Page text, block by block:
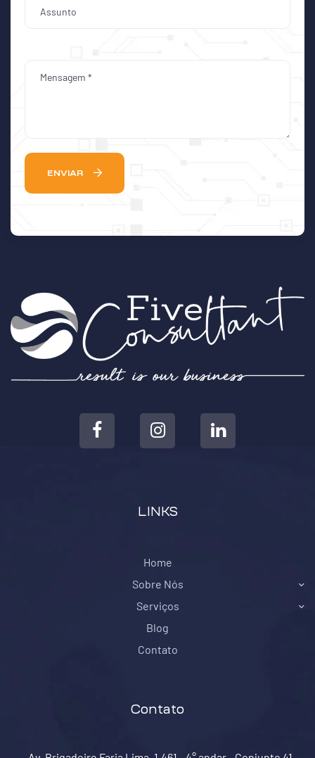
ENVIAR
LINKS
Home
Sobre Nós
Serviços
Blog
Contato
Contato